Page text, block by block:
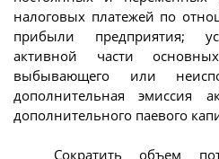
налоговых платежей по
прибыли предприятия;
активной части
выбывающего или
дополнительная эмиссия
дополнительного паевого
Сократить объем